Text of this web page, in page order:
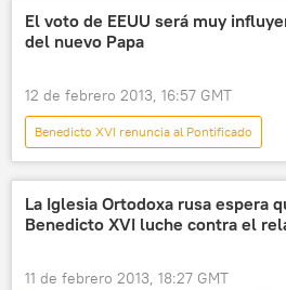
El voto de EEUU será muy
del nuevo Papa
12 de febrero 2013, 16:57 GMT
Benedicto XVI renuncia al Pontificado
El arzobispo de Buenos Aires elegido
Internacional
La Iglesia Ortodoxa rusa espera
Benedicto XVI luche contra el
11 de febrero 2013, 18:27 GMT